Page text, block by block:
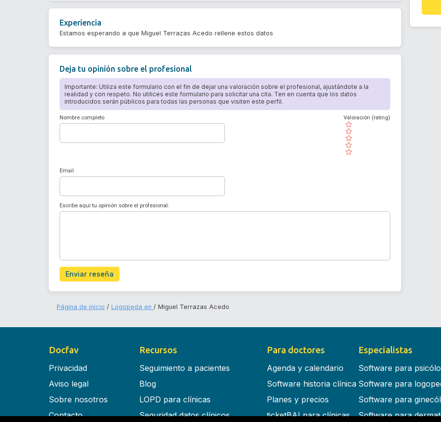
Experiencia
Estamos esperando a que Miguel Terrazas Acedo rellene estos datos
Deja tu opinión sobre el profesional
Importante: Utiliza este formulario con el fin de dejar una valoración sobre el profesional, ajustándote a la
realidad y con respeto. No utilices este formulario para solicitar una cita. Ten en cuenta que los datos
introducidos serán públicos para todas las personas que visiten este perfil.
Nombre completo
( )
( )
( )
( )
( )
Valoración (rating)
Email
Escribe aquí tu opinión sobre el profesional:
Enviar reseña
Página de inicio Logopeda en Miguel Terrazas Acedo
Docfav
Privacidad
Aviso legal
Sobre nosotros
Contacto
Recursos
Seguimiento a pacientes
Blog
LOPD para clínicas
Seguridad datos clínicos
Para doctores
Agenda y calendario
Software historia clínica
Planes y precios
ticketBAI para clínicas
Especialistas
Software para
Software para
Software para
Software para